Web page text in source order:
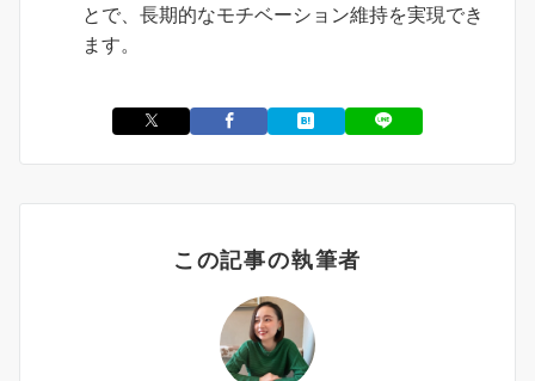
とで、長期的なモチベーション維持を実現でき
ます。
この記事の執筆者